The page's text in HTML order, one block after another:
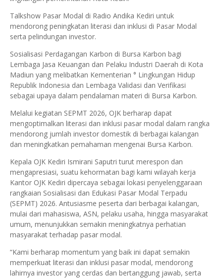
Talkshow Pasar Modal di Radio Andika Kediri untuk
mendorong peningkatan literasi dan inklusi di Pasar Modal
serta pelindungan investor.
Sosialisasi Perdagangan Karbon di Bursa Karbon bagi
Lembaga Jasa Keuangan dan Pelaku Industri Daerah di Kota
Madiun yang melibatkan Kementerian ° Lingkungan Hidup
Republik Indonesia dan Lembaga Validasi dan Verifikasi
sebagai upaya dalam pendalaman materi di Bursa Karbon.
Melalui kegiatan SEPMT 2026, OJK berharap dapat
mengoptimalkan literasi dan inklusi pasar modal dalam rangka
mendorong jumlah investor domestik di berbagai kalangan
dan meningkatkan pemahaman mengenai Bursa Karbon.
Kepala OJK Kediri Ismirani Saputri turut merespon dan
mengapresiasi, suatu kehormatan bagi kami wilayah kerja
Kantor OJK Kediri dipercaya sebagai lokasi penyelenggaraan
rangkaian Sosialisasi dan Edukasi Pasar Modal Terpadu
(SEPMT) 2026. Antusiasme peserta dari berbagai kalangan,
mulai dari mahasiswa, ASN, pelaku usaha, hingga masyarakat
umum, menunjukkan semakin meningkatnya perhatian
masyarakat terhadap pasar modal.
“Kami berharap momentum yang baik ini dapat semakin
memperkuat literasi dan inklusi pasar modal, mendorong
lahirnya investor yang cerdas dan bertanggung jawab, serta